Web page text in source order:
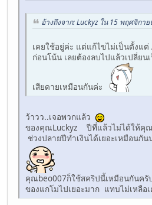
อ้างถึงจาก: Luckyz ใน 15 พฤศจิกา
เคยใช้อยู่ค่ะ แต่แก้ไขไม่เป็นตั้งแต่
ก่อนโน้น เลยต้องลบไปแล้วเปลี่ย
เสียดายเหมือนกันค่ะ
ว้าวว..เจอพวกแล้ว
ของคุณLuckyz ปีที่แล้วไม่ได้ให้คุณ
ช่วงปลายปีทำเงินได้เยอะเหมือน
คุณbeo007ก็ใช้สคริปนี้เหมือนกันค
ของแกโมไปเยอะมาก แทบไม่เหลือเ